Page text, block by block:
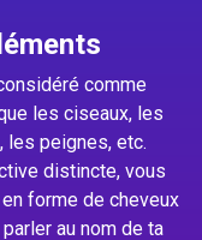
comme
les ciseaux, les
les peignes, etc.
distincte, vous
forme de cheveux
au nom de ta